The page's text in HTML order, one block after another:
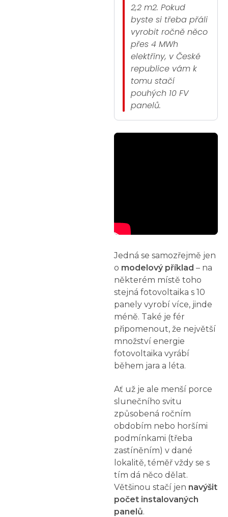
2,2 m2. Pokud
byste si třeba přáli
vyrobit ročně něco
přes 4 MWh
elektřiny, v České
republice vám k
tomu stačí
pouhých 10 FV
panelů.
Jedná se samozřejmě jen
o modelový příklad – na
některém místě toho
stejná fotovoltaika s 10
panely vyrobí více, jinde
méně. Také je fér
připomenout, že největší
množství energie
fotovoltaika vyrábí
během jara a léta.
Ať už je ale menší porce
slunečního svitu
způsobená ročním
obdobím nebo horšími
podmínkami (třeba
zastíněním) v dané
lokalitě, téměř vždy se s
tím dá něco dělat.
Většinou stačí jen navýšit
počet instalovaných
panelů.